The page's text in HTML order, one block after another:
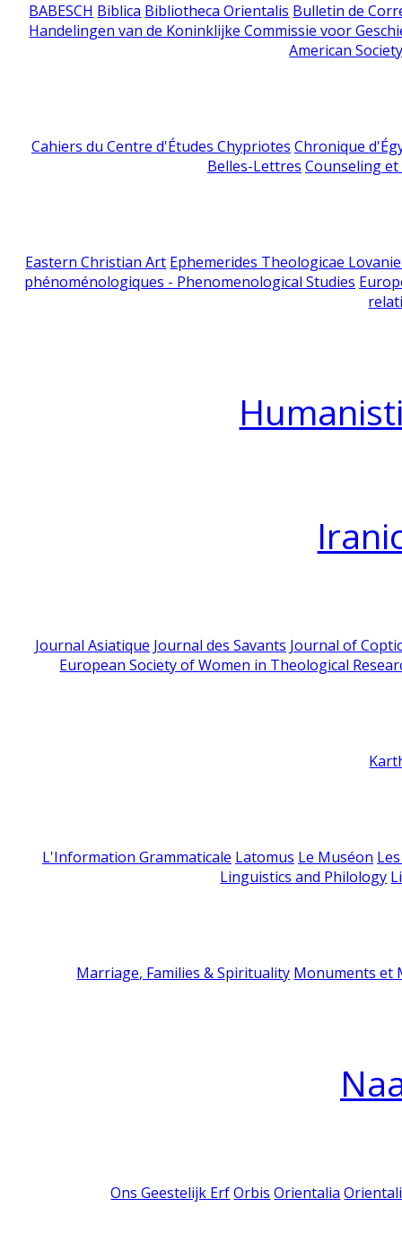
BABESCH Biblica Bibliotheca Orientalis Bulletin de
Handelingen van de Koninklijke Commissie voor
American
Cahiers du Centre d'Études Chypriotes Chronique
Belles-Lettres Counseling
Eastern Christian Art Ephemerides Theologicae
phénoménologiques - Phenomenological Studies
Journal Asiatique Journal des Savants Journal of
European Society of Women in Theological
L'Information Grammaticale Latomus Le Muséon
Linguistics and Philology
Marriage, Families & Spirituality Monuments et
Ons Geestelijk Erf Orbis Orientalia